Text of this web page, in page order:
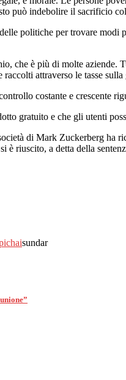
può indebolire il sacrificio
politiche per trovare
che è più di molte
attraverso le tasse
costante e crescente
gratuito e che gli utenti
di Mark Zuckerberg
è riuscito, a detta della
sundar